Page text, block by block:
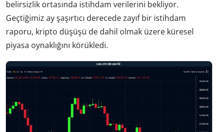
belirsizlik ortasında istihdam verilerini bekliyor.
Geçtiğimiz ay şaşırtıcı derecede zayıf bir istihdam
raporu, kripto düşüşü de dahil olmak üzere küresel
piyasa oynaklığını körükledi.